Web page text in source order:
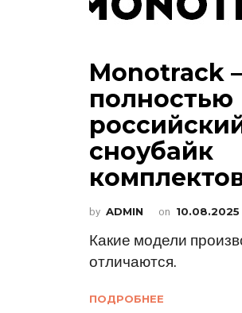
Monotrack
полностью
сноубайк
by ADMIN on 10.08.2025
Какие модели
отличаются.
ПОДРОБНЕЕ